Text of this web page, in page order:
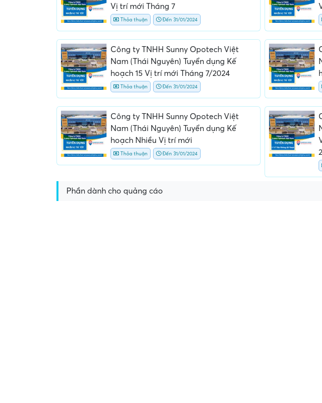
Vị trí mới Tháng 7
Thỏa thuận Đến 31/01/2024
Công ty TNHH Sunny Opotech Việt
Nam (Thái Nguyên) Tuyển dụng Kế
hoạch 15 Vị trí mới Tháng 7/2024
Thỏa thuận Đến 31/01/2024
Công ty TNHH Sunny Opotech Việt
Nam (Thái Nguyên) Tuyển dụng Kế
hoạch Nhiều Vị trí mới
Thỏa thuận Đến 31/01/2024
Phần dành cho quảng cáo